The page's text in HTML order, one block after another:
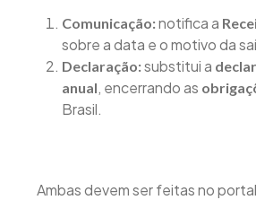
Comunicação:notifica a
sobre a data e o motivo da
Declaração:substitui a
anual, encerrando as
Brasil.
Ambas devem ser feitas no